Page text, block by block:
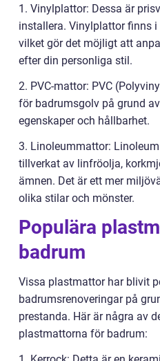
1. Vinylplattor: Dessa är
installera. Vinylplattor finns
vilket gör det möjligt att
efter din personliga stil.
2. PVC-mattor: PVC
för badrumsgolv på grund
egenskaper och hållbarhet.
3. Linoleummattor:
tillverkat av linfröolja,
ämnen. Det är ett mer
olika stilar och mönster.
Populära
badrum
Vissa plastmattor har blivit
badrumsrenoveringar på
prestanda. Här är några av
plastmattorna för badrum: